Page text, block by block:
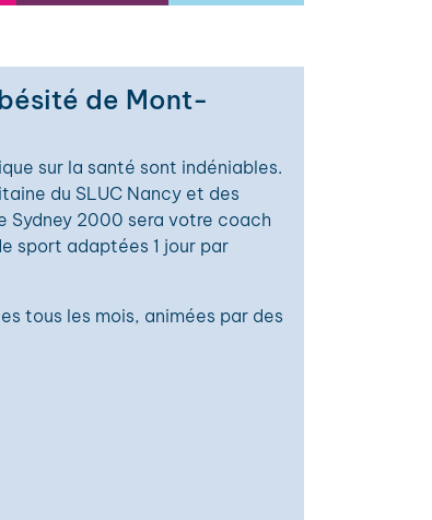
de Mont-
sur la santé sont indéniables.
du SLUC Nancy et des
Sydney 2000 sera votre coach
sport adaptées 1 jour par
tous les mois, animées par des